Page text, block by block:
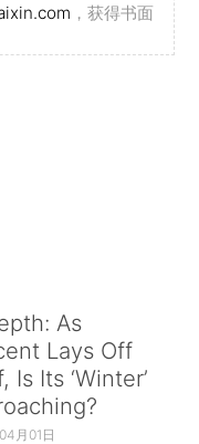
，获得书面
As
Lays Off
Is Its ‘Winter’
月01日